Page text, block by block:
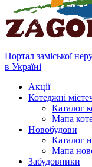
Портал заміської
в Україні
Акції
Котеджні
Каталог
Мапа
Новобудови
Каталог
Мапа
Забудовники